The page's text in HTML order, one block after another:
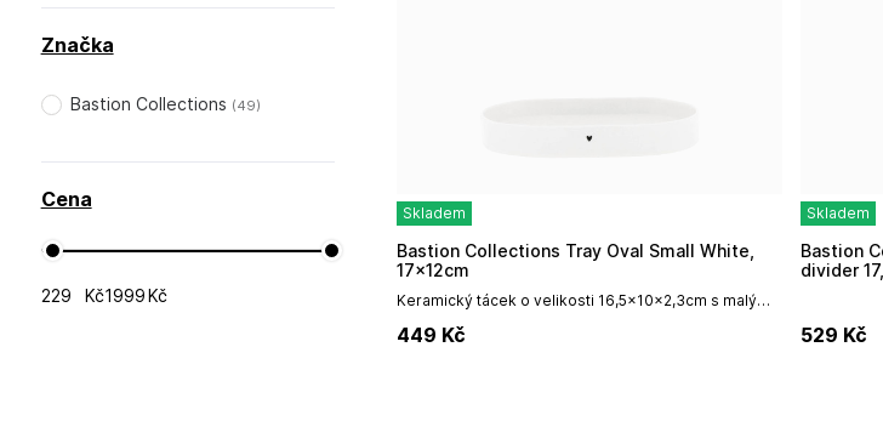
Skladem
Keramický tácek o velikosti 16,5x10x2,3cm s malým
z kolekce Natural Shape od holandské...
Bastion Collections Tray Oval Small White,
17x12cm
449 Kč
Skladem
Bastion Collections Tray Oval White with
divider
529 Kč
Značka
Bastion Collections (49)
Cena
Kč Kč